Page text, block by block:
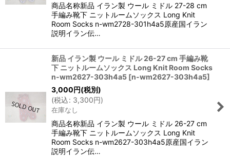
商品名称新品 イラン製 ウール ミドル 27-28 cm
手編み靴下 ニットルームソックス Long Knit
Room Socks n-wm2728-301h4a5原産国イラン
説明イラン伝…
新品 イラン製 ウール ミドル 26-27 cm 手編み靴
下 ニットルームソックス Long Knit Room Socks
n-wm2627-303h4a5 [n-wm2627-303h4a5]
3,000円(税別)
(税込: 3,300円)
在庫なし
商品名称新品 イラン製 ウール ミドル 26-27 cm
手編み靴下 ニットルームソックス Long Knit
Room Socks n-wm2627-303h4a5原産国イラン
説明イラン伝…